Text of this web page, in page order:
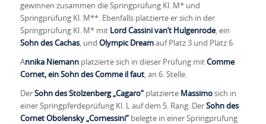
gewinnen zusammen die Springprüfung Kl. M* und
Springprüfung Kl. M**. Ebenfalls platzierte er sich in der
Springprüfung Kl. M* mit Lord Cassini van’t Hulgenrode, ein
Sohn des Cachas, und Olympic Dreamauf Platz 3 und Platz 6.
Annika Niemannplatzierte sich in dieser Prüfung mit Comme
Cornet, ein Sohn des Comme il faut, an 6. Stelle.
Der Sohn des Stolzenberg „Cagaro“platzierte Massimosich in
einer Springpferdeprüfung Kl. L auf dem 5. Rang. Der Sohn des
Cornet Obolensky „Cornessini“belegte in einer Springprüfung